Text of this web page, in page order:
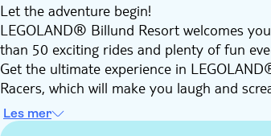
Let the adventure begin!
LEGOLAND® Billund Resort welcomes
than 50 exciting rides and plenty of fun
Get the ultimate experience in
Racers, which will make you laugh and
bones rattle with fear in Ghost – The
see the world-famous buildings and
Les mer